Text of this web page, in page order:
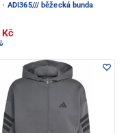
· ADI365/// běžecká bunda
Kč